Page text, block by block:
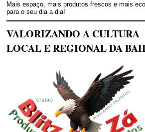
Mais espaço, mais produtos frescos e mais
para o seu dia a dia!
VALORIZANDO A CULTURA
LOCAL E REGIONAL DA